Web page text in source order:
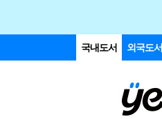
국내도서 외국도서